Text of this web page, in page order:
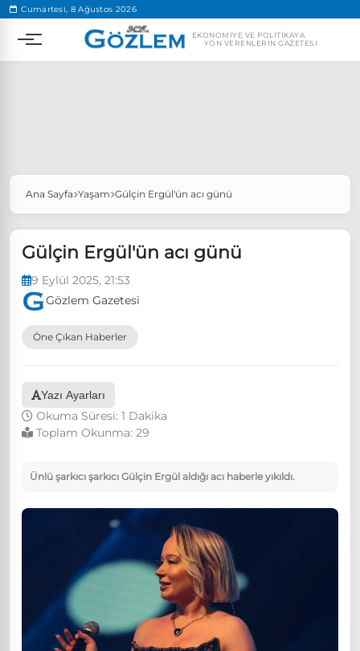
Cumartesi, 8 Ağustos 2026
EKONOMIYE VE POLITIKAYA
YÖN VERENLERIN GAZETESI
Popüler Aramalar
Özgür Özel, Ekrem İmamoğlu’nu ziyaret edecek
Ünlü çift bir etkinliğe daha katılmama kararı aldı
Ana Sayfa Yaşam Gülçin Ergül'ün acı günü
Gülçin Ergül'ün acı günü
9 Eylül 2025, 21:53
Gözlem Gazetesi
Öne Çıkan Haberler
Yazı Ayarları
Okuma Süresi: 1 Dakika
Toplam Okunma: 29
Ünlü şarkıcı şarkıcı Gülçin Ergül aldığı acı haberle yıkıldı.